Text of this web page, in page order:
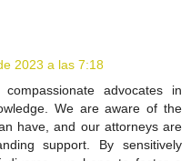
2023 a las 7:18
advocates in
We are aware of the
have, and our attorneys are
support. By sensitively